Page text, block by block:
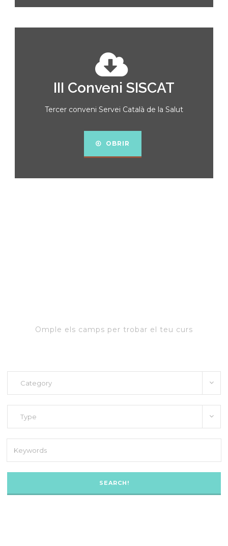
III Conveni SISCAT
Tercer conveni Servei Català de la Salut
OBRIR
Omple els camps per trobar el teu curs